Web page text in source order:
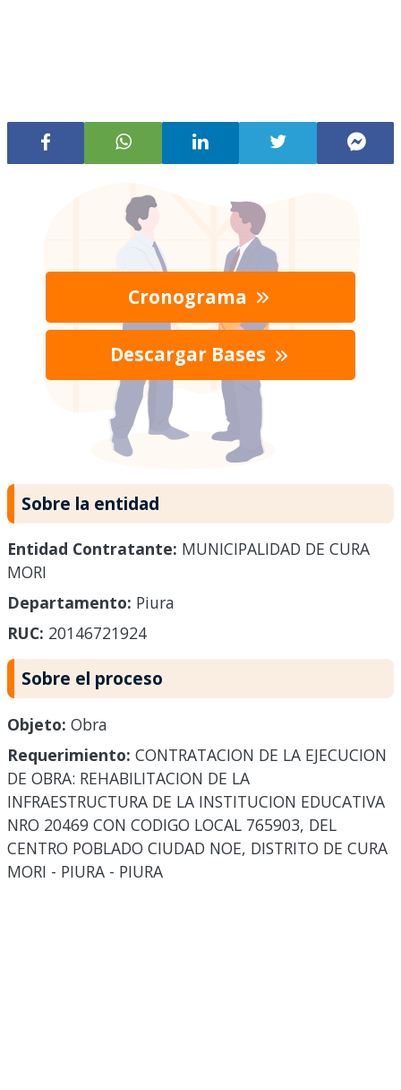
Cronograma
Descargar Bases
Sobre la entidad
Entidad Contratante: MUNICIPALIDAD DE CURA
MORI
Departamento: Piura
RUC: 20146721924
Sobre el proceso
Objeto: Obra
Requerimiento: CONTRATACION DE LA EJECUCION
DE OBRA: REHABILITACION DE LA
INFRAESTRUCTURA DE LA INSTITUCION EDUCATIVA
NRO 20469 CON CODIGO LOCAL 765903, DEL
CENTRO POBLADO CIUDAD NOE, DISTRITO DE CURA
MORI - PIURA - PIURA